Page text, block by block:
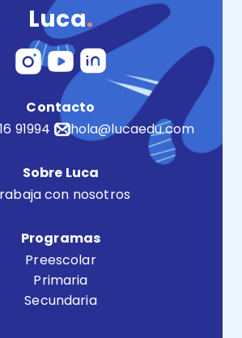
Luca.
Contacto
91994
hola@lucaedu.com
Sobre Luca
con nosotros
Programas
Preescolar
Primaria
Secundaria